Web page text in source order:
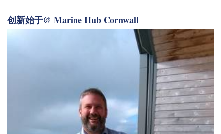
创新始于@ Marine Hub Cornwall